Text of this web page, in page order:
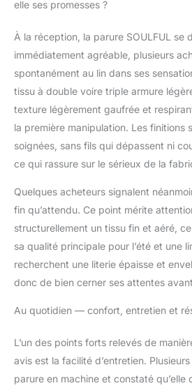
au Sable
de
traité
spécial.
celui du
est
pas
Facile à
【
Invisible
d'angle
couette
attaches
le
couvre-
attaches
elle ses promesses ?
À la réception, la parure SOULFUL se
immédiatement agréable, plusieurs
spontanément au lin dans ses
tissu à double voire triple armure
texture légèrement gaufrée et
la première manipulation. Les finitions
soignées, sans fils qui dépassent ni
ce qui rassure sur le sérieux de la
Quelques acheteurs signalent
fin qu’attendu. Ce point mérite
structurellement un tissu fin et aéré,
sa qualité principale pour l’été et une
recherchent une literie épaisse et
donc de bien cerner ses attentes
Au quotidien — confort, entretien et
L’un des points forts relevés de
avis est la facilité d’entretien.
parure en machine et constaté qu’elle